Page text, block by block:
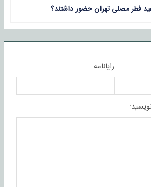
فطر مصلی تهران حضور داشتند؟
رایانامه